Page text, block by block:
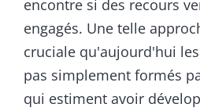
encontre si des recours
engagés. Une telle
cruciale qu'aujourd'hui
pas simplement formés
qui estiment avoir